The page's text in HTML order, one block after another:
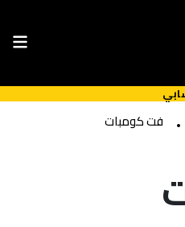
فت كومبات